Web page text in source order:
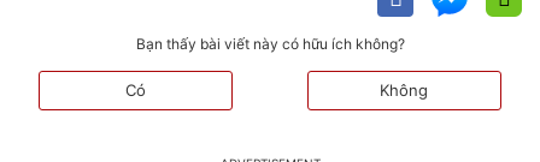
Bạn thấy bài viết này có hữu ích không?
Có Không